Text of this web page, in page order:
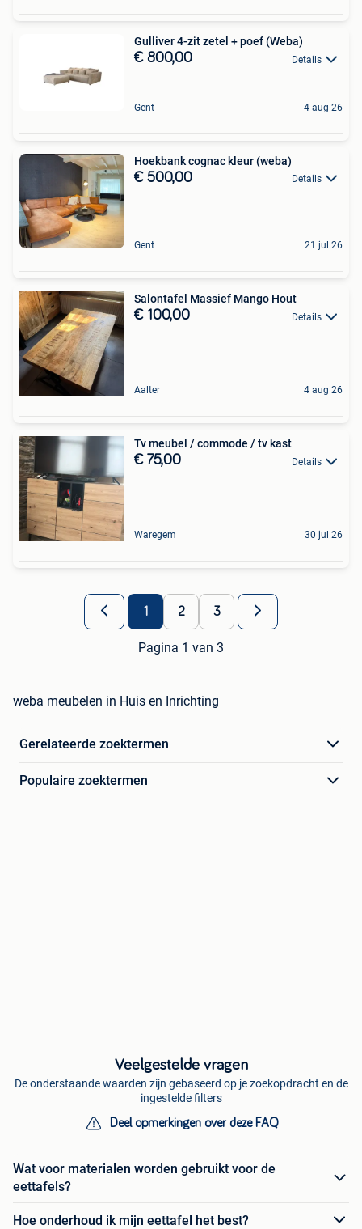
Gulliver 4-zit zetel + poef (Weba)
€ 800,00 Details
Gent 4 aug 26
Hoekbank cognac kleur (weba)
€ 500,00 Details
Gent 21 jul 26
Salontafel Massief Mango Hout
€ 100,00 Details
Aalter 4 aug 26
Tv meubel / commode / tv kast
€ 75,00 Details
Waregem 30 jul 26
1 2 3
Pagina 1 van 3
weba meubelen in Huis en Inrichting
Gerelateerde zoektermen
Populaire zoektermen
Veelgestelde vragen
De onderstaande waarden zijn gebaseerd op je zoekopdracht en de
ingestelde filters
Deel opmerkingen over deze FAQ
Wat voor materialen worden gebruikt voor de
eettafels?
Hoe onderhoud ik mijn eettafel het best?